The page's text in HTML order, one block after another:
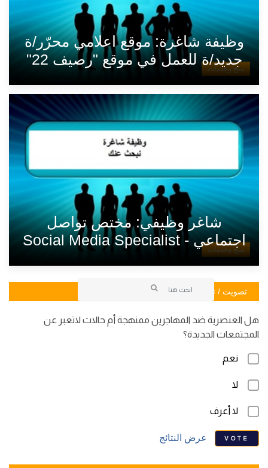
منح وخدمات
وظيفة شاغرة: موقع اعلامي محرّر/ة
جديد/ة للعمل في موقع "رصيف 22"
منح وخدمات
شاغر وظيفي: مختص تواصل
اجتماعي - Social Media Specialist
تصويت / تصويت
هل العنصرية ضد المهاجرين ممنهجة أم حالات لاتعبر عن
المجتمعات الجديدة؟
نعم
لا
لا أعرف
VOTE عرض النتائج